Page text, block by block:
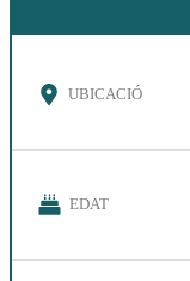
UBICACIÓ
EDAT